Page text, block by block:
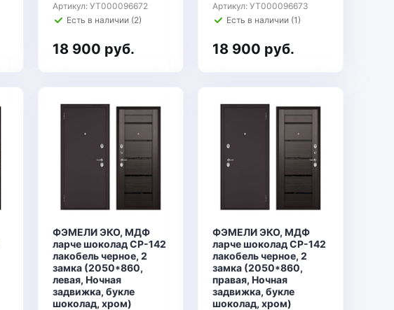
Артикул: УТ000096672
Есть в наличии (2)
18 900 руб.
Артикул: УТ000096673
Есть в наличии (1)
18 900 руб.
ФЭМЕЛИ ЭКО, МДФ
ларче шоколад СР-142
лакобель черное, 2
замка (2050*860,
левая, Ночная
задвижка, букле
шоколад, хром)
ФЭМЕЛИ ЭКО, МДФ
ларче шоколад СР-142
лакобель черное, 2
замка (2050*860,
правая, Ночная
задвижка, букле
шоколад, хром)